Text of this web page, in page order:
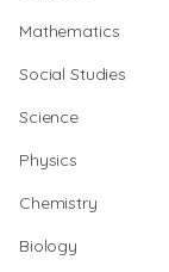
Mathematics
Social Studies
Science
Physics
Chemistry
Biology